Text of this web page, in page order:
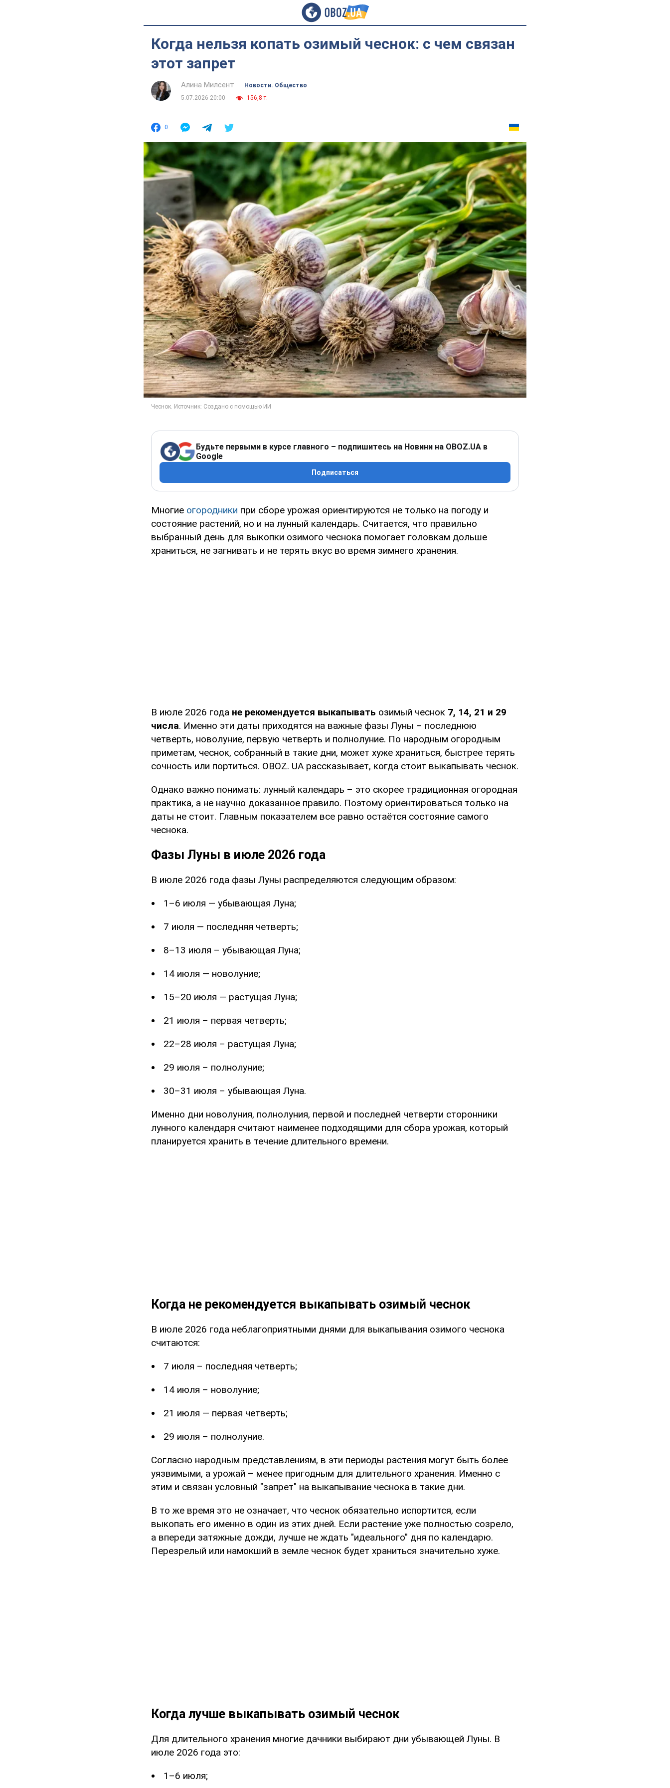
Когда нельзя копать озимый чеснок: с чем связан
этот запрет
Алина Милсент
Новости. Общество
5.07.2026 20:00
156,8 т.
0
Будьте первыми в курсе главного – подпишитесь на Новини на OBOZ.UA в
Google
Подписаться
Многие огородники при сборе урожая ориентируются не только на погоду и
состояние растений, но и на лунный календарь. Считается, что правильно
выбранный день для выкопки озимого чеснока помогает головкам дольше
храниться, не загнивать и не терять вкус во время зимнего хранения.
В июле 2026 года не рекомендуется выкапывать озимый чеснок 7, 14, 21 и 29
числа. Именно эти даты приходятся на важные фазы Луны – последнюю
четверть, новолуние, первую четверть и полнолуние. По народным огородным
приметам, чеснок, собранный в такие дни, может хуже храниться, быстрее терять
сочность или портиться. OBOZ. UA рассказывает, когда стоит выкапывать чеснок.
Однако важно понимать: лунный календарь – это скорее традиционная огородная
практика, а не научно доказанное правило. Поэтому ориентироваться только на
даты не стоит. Главным показателем все равно остаётся состояние самого
чеснока.
Фазы Луны в июле 2026 года
В июле 2026 года фазы Луны распределяются следующим образом:
1–6 июля — убывающая Луна;
7 июля — последняя четверть;
8–13 июля – убывающая Луна;
14 июля — новолуние;
15–20 июля — растущая Луна;
21 июля – первая четверть;
22–28 июля – растущая Луна;
29 июля – полнолуние;
30–31 июля – убывающая Луна.
Именно дни новолуния, полнолуния, первой и последней четверти сторонники
лунного календаря считают наименее подходящими для сбора урожая, который
планируется хранить в течение длительного времени.
Когда не рекомендуется выкапывать озимый чеснок
В июле 2026 года неблагоприятными днями для выкапывания озимого чеснока
считаются:
7 июля – последняя четверть;
14 июля – новолуние;
21 июля — первая четверть;
29 июля – полнолуние.
Согласно народным представлениям, в эти периоды растения могут быть более
уязвимыми, а урожай – менее пригодным для длительного хранения. Именно с
этим и связан условный "запрет" на выкапывание чеснока в такие дни.
В то же время это не означает, что чеснок обязательно испортится, если
выкопать его именно в один из этих дней. Если растение уже полностью созрело,
а впереди затяжные дожди, лучше не ждать "идеального" дня по календарю.
Перезрелый или намокший в земле чеснок будет храниться значительно хуже.
Когда лучше выкапывать озимый чеснок
Для длительного хранения многие дачники выбирают дни убывающей Луны. В
июле 2026 года это:
1–6 июля;